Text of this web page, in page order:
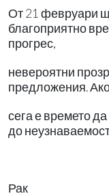
От 21 февруари
благоприятно
прогрес,
невероятни
предложения.
сега е времето
до
Рак